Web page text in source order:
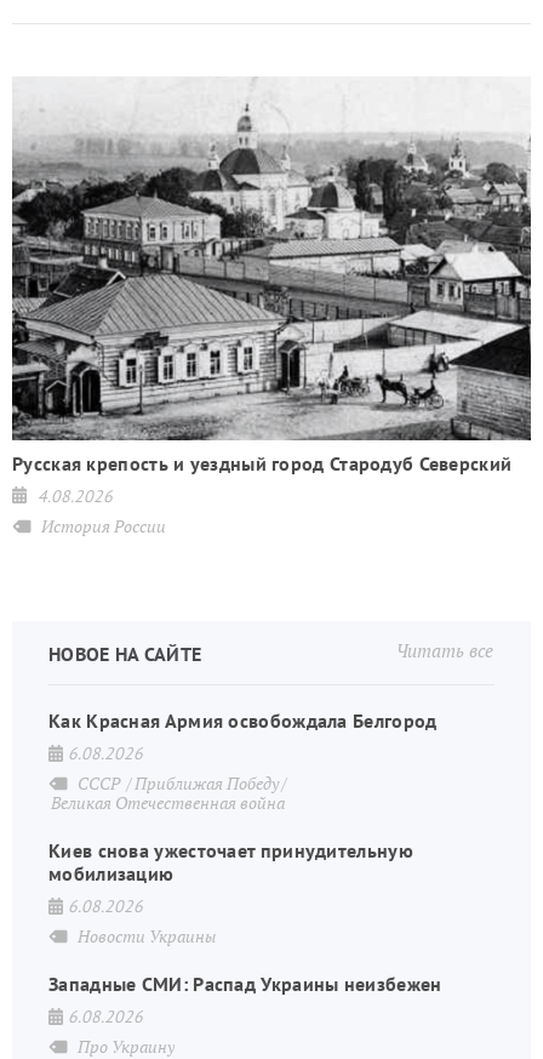
Русская крепость и уездный город Стародуб Северский
4.08.2026
История России
Читать все
НОВОЕ НА САЙТЕ
Как Красная Армия освобождала Белгород
6.08.2026
СССР Приближая Победу
Великая Отечественная война
Киев снова ужесточает принудительную
мобилизацию
6.08.2026
Новости Украины
Западные СМИ: Распад Украины неизбежен
6.08.2026
Про Украину